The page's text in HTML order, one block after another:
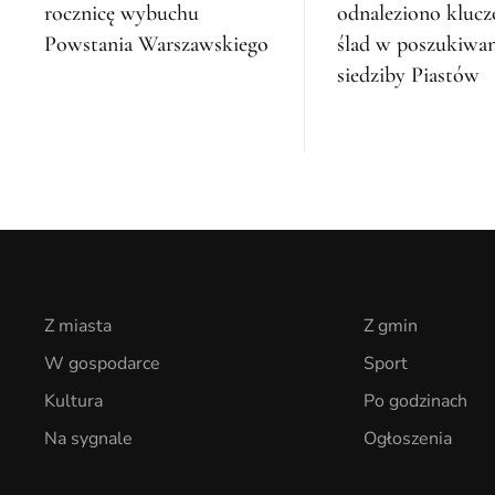
rocznicę wybuchu
Powstania Warszawskiego
odnaleziono
ślad w
siedziby Piastów
Z miasta
W gospodarce
Kultura
Na sygnale
Z gmin
Sport
Po godzinach
Ogłoszenia